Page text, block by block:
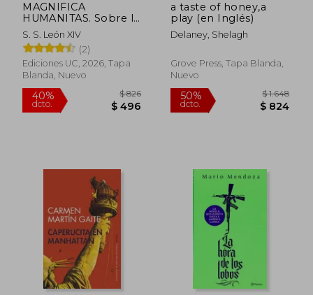
MAGNIFICA
HUMANITAS. Sobre la
custodia de la
persona humana en
el tiempo de la
inteligencia artificial
S. S. León XIV
(2)
Ediciones UC, 2026, Tapa
Blanda, Nuevo
40%
a taste of honey,a
play (en Inglés)
Delaney, Shelagh
Grove Press, Tapa Blanda,
Nuevo
50%
dcto.